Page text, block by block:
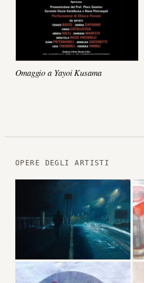
Omaggio a Yayoi Kusama
OPERE DEGLI ARTISTI